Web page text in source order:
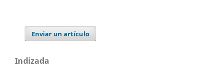
Enviar un artículo
Indizada